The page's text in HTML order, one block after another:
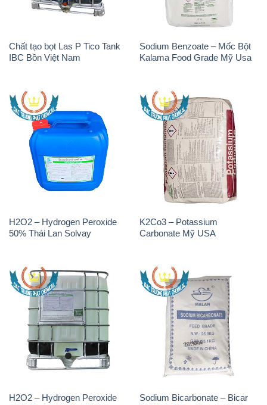
Chất tạo bọt Las P Tico Tank
IBC Bồn Việt Nam
Sodium Benzoate – Mốc Bột
Kalama Food Grade Mỹ Usa
H2O2 – Hydrogen Peroxide
50% Thái Lan Solvay
K2Co3 – Potassium
Carbonate Mỹ USA
H2O2 – Hydrogen Peroxide
Sodium Bicarbonate – Bicar